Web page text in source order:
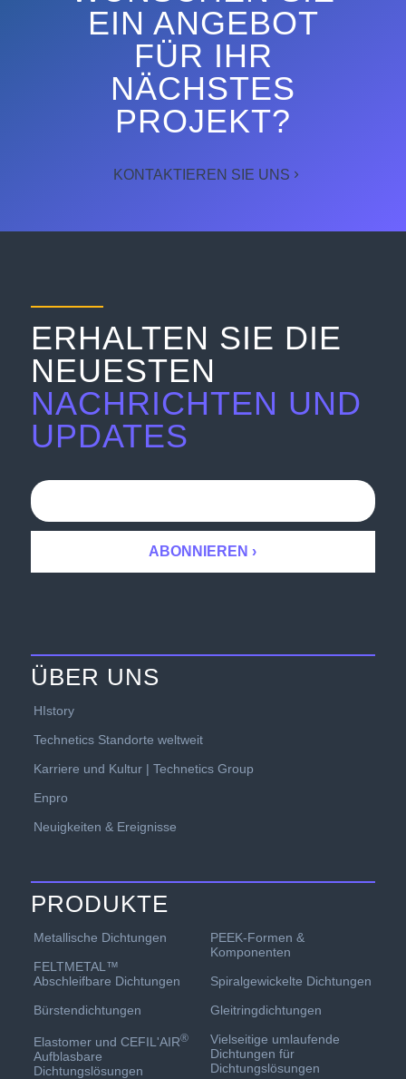
EIN ANGEBOT
FÜR IHR
NÄCHSTES
PROJEKT?
KONTAKTIEREN SIE UNS
ERHALTEN SIE DIE
NEUESTEN
NACHRICHTEN UND
UPDATES
ÜBER UNS
HIstory
Technetics Standorte weltweit
Karriere und Kultur | Technetics Group
Enpro
Neuigkeiten & Ereignisse
PRODUKTE
Metallische Dichtungen
FELTMETAL™
Abschleifbare Dichtungen
Bürstendichtungen
Elastomer und CEFIL'AIR®
Aufblasbare
Dichtungslösungen
PEEK-Formen &
Komponenten
Spiralgewickelte Dichtungen
Gleitringdichtungen
Vielseitige umlaufende
Dichtungen für
Dichtungslösungen